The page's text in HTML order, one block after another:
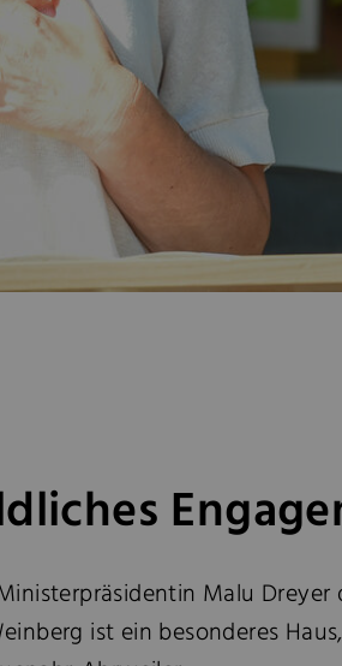
Malu
ist ein besonderes